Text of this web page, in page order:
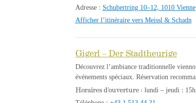
Adresse : Schubertring 10–12, 1010 Vienne
Afficher l’itinéraire vers Meissl & Schadn
Gigerl – Der Stadtheurige
Découvrez l’ambiance traditionnelle
événements spéciaux. Réservation
Horaires d’ouverture : lundi – jeudi :